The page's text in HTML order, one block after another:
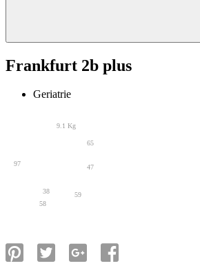
Frankfurt 2b plus
Geriatrie
97
38
58
59
47
65
9.1 Kg